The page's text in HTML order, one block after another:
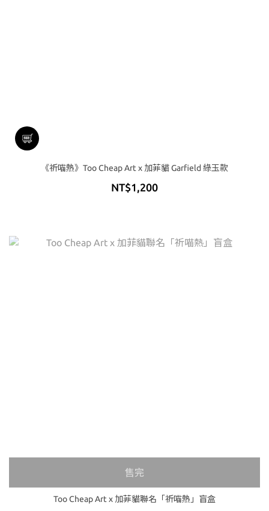
《祈喵熱》Too Cheap Art x 加菲貓 Garfield 綠玉款
NT$1,200
售完
Too Cheap Art x 加菲貓聯名「祈喵熱」盲盒